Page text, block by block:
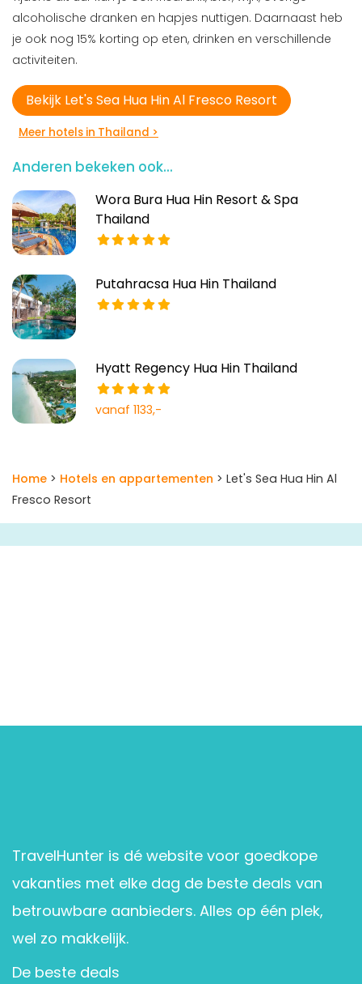
alcoholische dranken en hapjes nuttigen. Daarnaast heb
je ook nog 15% korting op eten, drinken en verschillende
activiteiten.
Bekijk Let's Sea Hua Hin Al Fresco Resort
Meer hotels in Thailand >
Anderen bekeken ook...
Wora Bura Hua Hin Resort & Spa
Thailand
Putahracsa Hua Hin Thailand
Hyatt Regency Hua Hin Thailand
vanaf 1133,-
Home > Hotels en appartementen > Let's Sea Hua Hin Al
Fresco Resort
TravelHunter is dé website voor goedkope
vakanties met elke dag de beste deals van
betrouwbare aanbieders. Alles op één plek,
wel zo makkelijk.
De beste deals